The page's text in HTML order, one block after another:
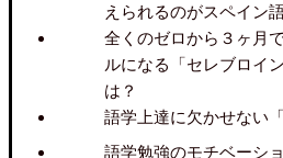
えられるのがスペイン
全くのゼロから３ヶ月
ルになる「セレブロイ
は？
語学上達に欠かせない
語学勉強のモチベーシ